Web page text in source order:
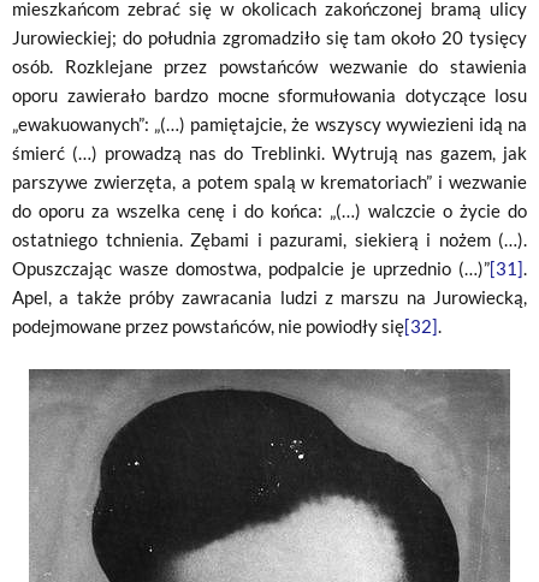
mieszkańcom zebrać się w okolicach zakończonej bramą ulicy
Jurowieckiej; do południa zgromadziło się tam około 20 tysięcy
osób. Rozklejane przez powstańców wezwanie do stawienia
oporu zawierało bardzo mocne sformułowania dotyczące losu
„ewakuowanych”: „(…) pamiętajcie, że wszyscy wywiezieni idą na
śmierć (…) prowadzą nas do Treblinki. Wytrują nas gazem, jak
parszywe zwierzęta, a potem spalą w krematoriach” i wezwanie
do oporu za wszelka cenę i do końca: „(…) walczcie o życie do
ostatniego tchnienia. Zębami i pazurami, siekierą i nożem (…).
Opuszczając wasze domostwa, podpalcie je uprzednio (…)”[31]
Apel, a także próby zawracania ludzi z marszu na Jurowiecką,
podejmowane przez powstańców, nie powiodły się[32]